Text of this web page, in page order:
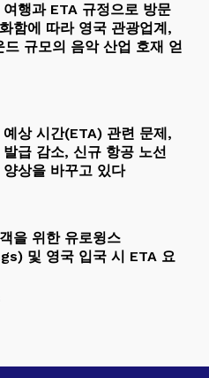
행과 ETA 규정으로 방문
함에 따라 영국 관광업계,
드 규모의 음악 산업 호재 얻
상 시간(ETA) 관련 문제,
급 감소, 신규 항공 노선
상을 바꾸고 있다
을 위한 유로윙스
및 영국 입국 시 ETA 요